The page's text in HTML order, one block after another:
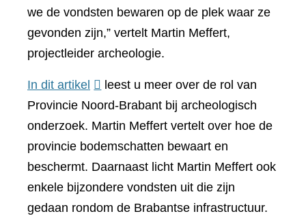
we de vondsten bewaren op de plek waar ze
gevonden zijn,” vertelt Martin Meffert,
projectleider archeologie.
In dit artikel (verwijst
naar
een
andere
website)
leest u meer over de rol van
Provincie Noord-Brabant bij archeologisch
onderzoek. Martin Meffert vertelt over hoe de
provincie bodemschatten bewaart en
beschermt. Daarnaast licht Martin Meffert ook
enkele bijzondere vondsten uit die zijn
gedaan rondom de Brabantse infrastructuur.